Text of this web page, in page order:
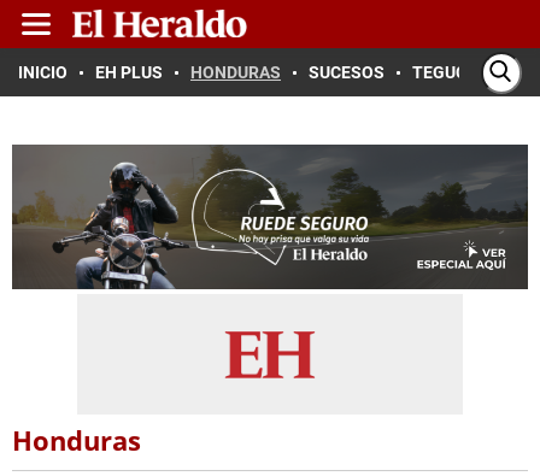
INICIO EH PLUS HONDURAS SUCESOS TEGUCIGALPA
Honduras